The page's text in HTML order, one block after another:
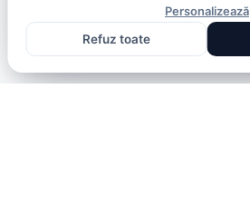
Personalizează
Refuz toate